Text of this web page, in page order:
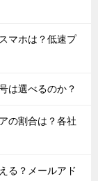
マホは？低速プ
は選べるのか？
の割合は？各社
る？メールアド